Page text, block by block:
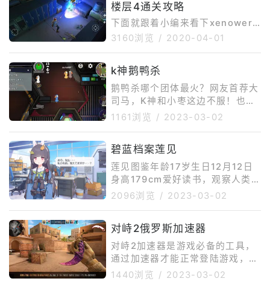
手》系列相似度极高，都是科幻风
格类型的第三人称射击游戏。实际
上开发商并未透露太多关于本作的
消息，官网中也仅仅公布了几张游
戏截图，显然不想提前曝光更多信
息，令玩家对其抱有更多的期待。
游戏中玩家操纵的角色在一
楼层4通关攻略
下面就跟着小编来看下xenowerk
异形工厂医学研究楼层4通关攻
到大恶贼一定要快速移动，不然它
会向你靠近，一出动攻击一次必
死。击杀大恶贼之后找电梯通关。
以上是关于xenowerk异形工厂医
学研究楼层4通关攻略消灭大恶贼
关内容，希望在游戏中对您有所帮
助，下载ourplay了解更多的游戏
资讯。
3160浏览 / 2020-04-01
k神鹅鸭杀
鹅鸭杀哪个团体最火？网友首荐大
司马，K神和小枣这边不服！也许
这就是视觉上面的审美疲劳吧，不
让一大群主播重新找到了突破口，
很多主播也通过这款游戏活跃在了
大家的视线当中。通过PUBG是直
接活跃了一把，但是这款游戏的新
鲜度也没有保持很久，最终人气也
戏出现在了大家的视线当中，仿佛
有一种当年PUBG的感觉，那就是
【鹅
1161浏览 / 2023-03-02
碧蓝档案莲见
莲见图鉴年龄17岁生日12月12日
身高179cm爱好读书，观察人类画
师Mx2jCV濑户麻沙美开发阶段已
技能穿甲弹对敌方1人造成攻击力1
091%的伤害。普通技能冷静透彻
之心装弹时增加95%会心值（仅限
1次通常攻击）被动技能1瞄准好了
增加26.6%的会心伤害。被动技能
2096浏览 / 2023-03-02
对峙2俄罗斯加速器
对峙2加速器是游戏必备的工具，
通过加速器才能正常登陆游戏，因
为服务器都在海外的缘故，直连是
1440浏览 / 2023-03-02